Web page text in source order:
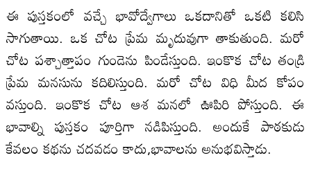
ఈ పుస్తకంలో వచ్చే భావోద్వేగాలు ఒకదానితో ఒకటి కలిసి
సాగుతాయి. ఒక చోట ప్రేమ మృదువుగా తాకుతుంది. మరో
చోట పశ్చాత్తాపం గుండెను పిండేస్తుంది. ఇంకొక చోట తండ్రి
ప్రేమ మనసును కదిలిస్తుంది. మరో చోట విధి మీద కోపం
వస్తుంది. ఇంకొక చోట ఆశ మనలో ఊపిరి పోస్తుంది. ఈ
భావాల్ని పుస్తకం పూర్తిగా నడిపిస్తుంది. అందుకే పాఠకుడు
కేవలం కథను చదవడం కాదు,భావాలను అనుభవిస్తాడు.